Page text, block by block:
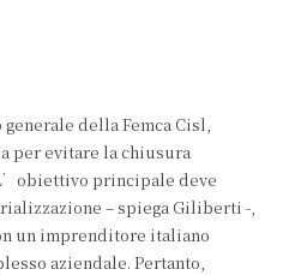
della Femca Cisl,
per evitare la chiusura
principale deve
– spiega Giliberti -,
un imprenditore italiano
aziendale. Pertanto,